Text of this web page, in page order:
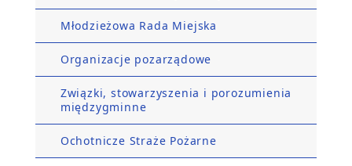
Młodzieżowa Rada Miejska
Organizacje pozarządowe
Związki, stowarzyszenia i porozumienia
międzygminne
Ochotnicze Straże Pożarne